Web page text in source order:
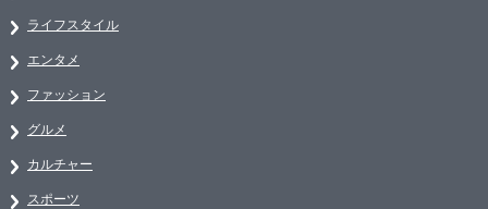
ライフスタイル
エンタメ
ファッション
グルメ
カルチャー
スポーツ